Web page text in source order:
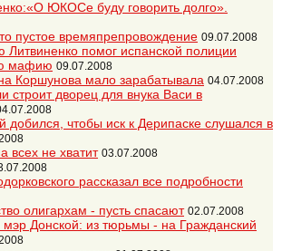
ЮКОСе буду говорить долго».
пустое времяпрепровождение 09.07.2008
Литвиненко помог испанской полиции
мафию 09.07.2008
Коршунова мало зарабатывала 04.07.2008
строит дворец для внука Васи в
добился, чтобы иск к Дерипаске слушался в
всех не хватит 03.07.2008
рассказал все подробности
олигархам - пусть спасают 02.07.2008
мэр Донской: из тюрьмы - на Гражданский